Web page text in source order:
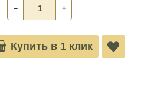
‒ +
Купить в 1 клик